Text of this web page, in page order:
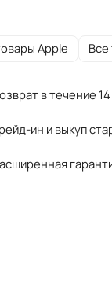
Apple Все
в течение
ин и выкуп